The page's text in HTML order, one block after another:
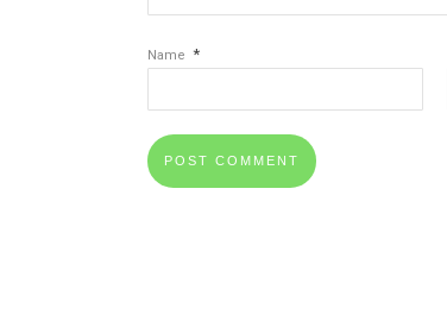
Name *